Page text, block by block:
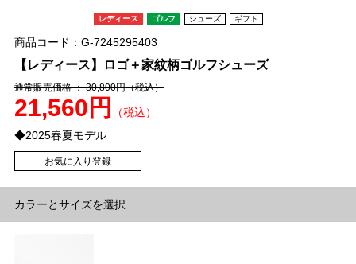
レディース ゴルフ シューズ ギフト
商品コード：G-7245295403
【レディース】ロゴ＋家紋柄ゴルフシューズ
通常販売価格 ： 30,800円（税込）
21,560円
（税込）
◆2025春夏モデル
お気に入り登録
カラーとサイズを選択